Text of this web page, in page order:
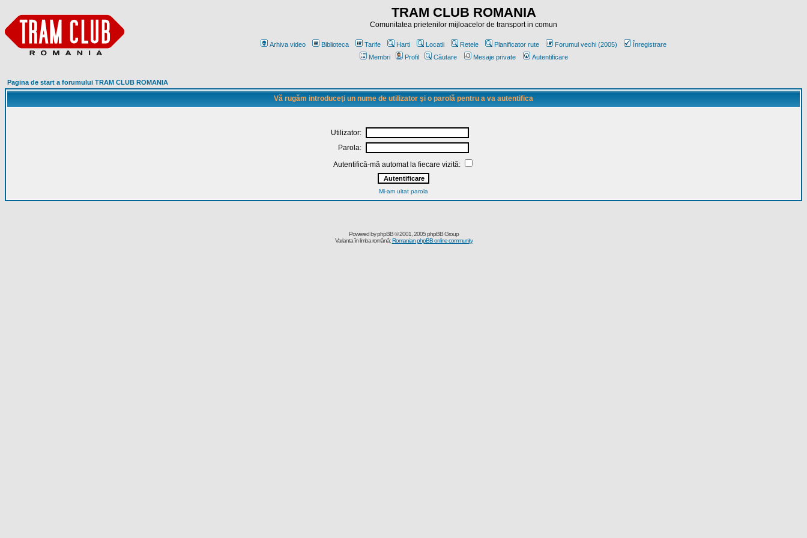
TRAM CLUB ROMANIA
Comunitatea prietenilor mijloacelor de transport in comun
Arhiva video Biblioteca Tarife Harti Locatii Retele Planificator rute Forumul vechi (2005)
Înregistrare
Membri
Profil Căutare Mesaje private Autentificare
Pagina de start a forumului TRAM CLUB ROMANIA
Vă rugăm introduceţi un nume de utilizator şi o parolă pentru a va autentifica
Utilizator:
Parola:
Autentifică-mă automat la fiecare vizită:
Mi-am uitat parola
Powered byphpBB© 2001, 2005 phpBB Group
Varianta în limba română:Romanian phpBB online community